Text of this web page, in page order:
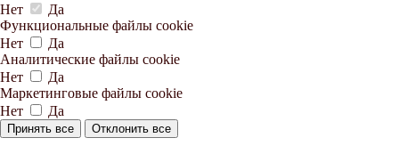
Нет
Да
Функциональные файлы cookie
Нет
Да
Аналитические файлы cookie
Нет
Да
Маркетинговые файлы cookie
Нет
Да
Принять все Отклонить все